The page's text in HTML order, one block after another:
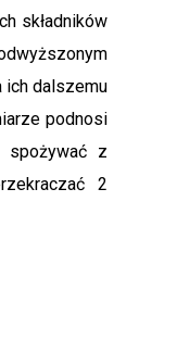
składników
ich dalszemu
podnosi
spożywać z
2